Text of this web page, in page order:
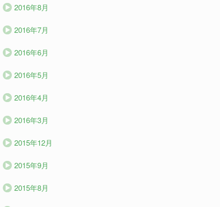
2016年8月
2016年7月
2016年6月
2016年5月
2016年4月
2016年3月
2015年12月
2015年9月
2015年8月